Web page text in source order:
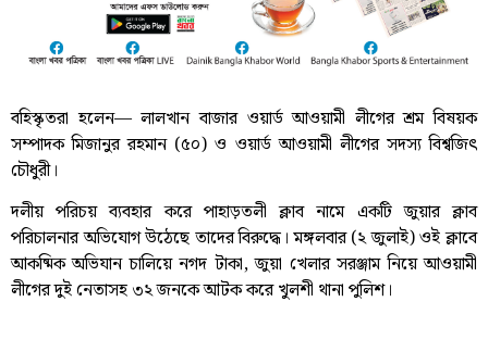
বহিস্কৃতরা হলেন— লালখান বাজার ওয়ার্ড আওয়ামী লীগের শ্রম বিষয়ক
সম্পাদক মিজানুর রহমান (৫০) ও ওয়ার্ড আওয়ামী লীগের সদস্য বিশ্বজিৎ
চৌধুরী।
দলীয় পরিচয় ব্যবহার করে পাহাড়তলী ক্লাব নামে একটি জুয়ার ক্লাব
পরিচালনার অভিযোগ উঠেছে তাদের বিরুদ্ধে। মঙ্গলবার (২ জুলাই) ওই ক্লাবে
আকষ্মিক অভিযান চালিয়ে নগদ টাকা, জুয়া খেলার সরঞ্জাম নিয়ে আওয়ামী
লীগের দুই নেতাসহ ৩২ জনকে আটক করে খুলশী থানা পুলিশ।